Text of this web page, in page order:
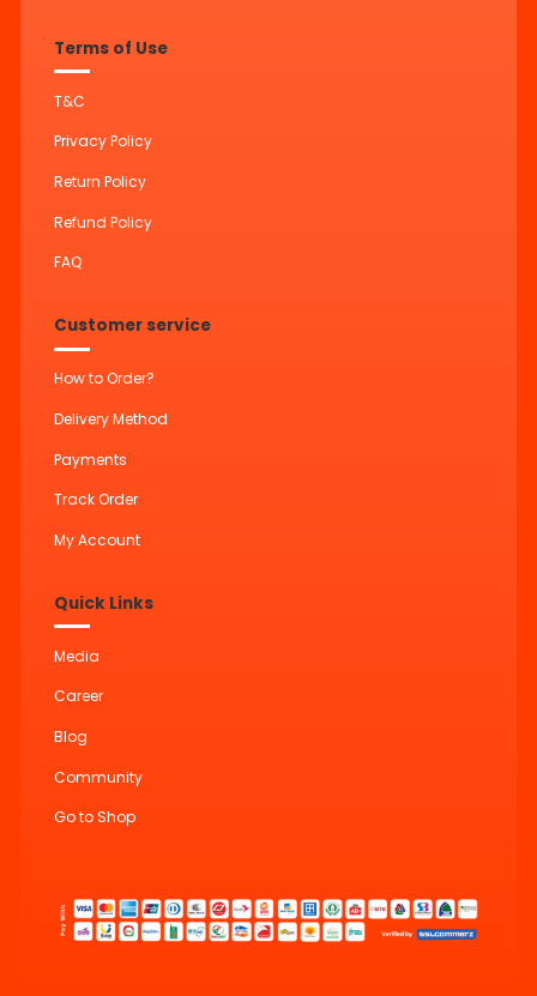
Terms of Use
T&C
Privacy Policy
Return Policy
Refund Policy
FAQ
Customer service
How to Order?
Delivery Method
Payments
Track Order
My Account
Quick Links
Media
Career
Blog
Community
Go to Shop